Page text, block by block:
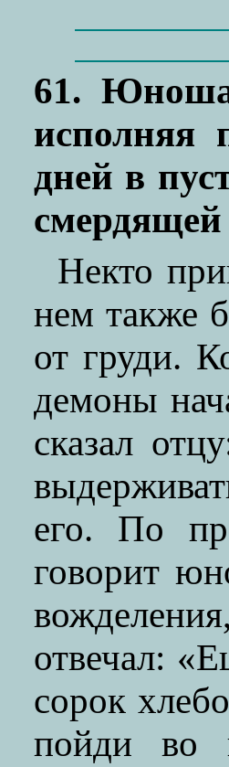
61.
исполняя
дней в
Некто
нем также
от груди.
демоны
сказал
его. По
говорит
отвечал:
сорок
пойди во